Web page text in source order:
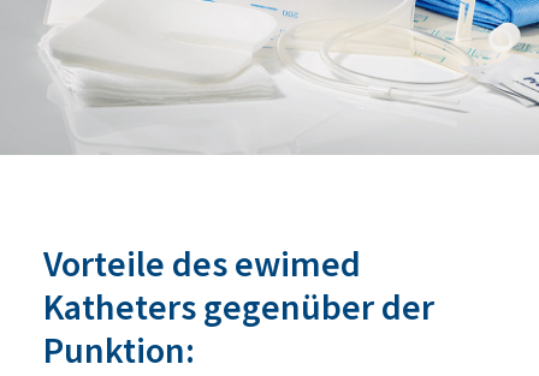
Vorteile des ewimed
Katheters gegenüber der
Punktion: